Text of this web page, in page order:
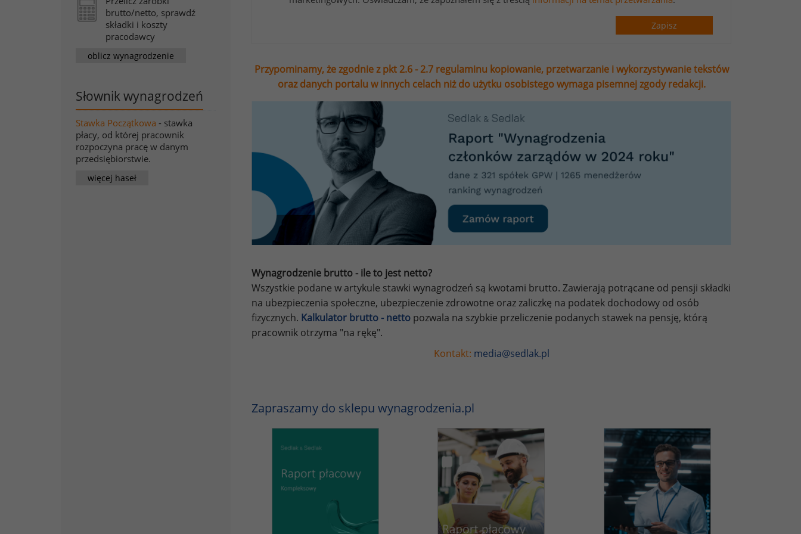
brutto/netto, sprawdź
składki i koszty
pracodawcy
oblicz wynagrodzenie
Słownik wynagrodzeń
Stawka Początkowa - stawka
płacy, od której pracownik
rozpoczyna pracę w danym
przedsiębiorstwie.
więcej haseł
Zapisz
Przypominamy, że zgodnie z pkt 2.6 - 2.7 regulaminu kopiowanie, przetwarzanie i wykorzystywanie tekstów
oraz danych portalu w innych celach niż do użytku osobistego wymaga pisemnej zgody redakcji.
Wynagrodzenie brutto - ile to jest netto?
Wszystkie podane w artykule stawki wynagrodzeń są kwotami brutto. Zawierają potrącane od pensji składki
na ubezpieczenia społeczne, ubezpieczenie zdrowotne oraz zaliczkę na podatek dochodowy od osób
fizycznych. Kalkulator brutto - netto pozwala na szybkie przeliczenie podanych stawek na pensję, którą
pracownik otrzyma "na rękę".
Kontakt: media@sedlak.pl
Zapraszamy do sklepu wynagrodzenia.pl